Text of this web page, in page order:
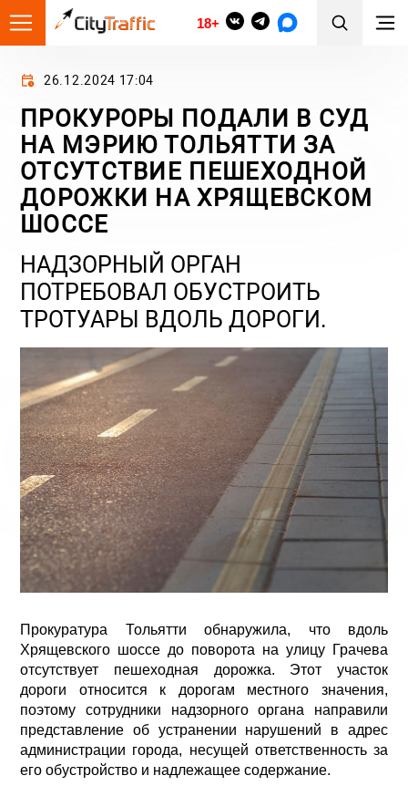
18+
26.12.2024 17:04
ПРОКУРОРЫ ПОДАЛИ В СУД
НА МЭРИЮ ТОЛЬЯТТИ ЗА
ОТСУТСТВИЕ ПЕШЕХОДНОЙ
ДОРОЖКИ НА ХРЯЩЕВСКОМ
ШОССЕ
НАДЗОРНЫЙ ОРГАН
ПОТРЕБОВАЛ ОБУСТРОИТЬ
ТРОТУАРЫ ВДОЛЬ ДОРОГИ.
Прокуратура Тольятти обнаружила, что вдоль
Хрящевского шоссе до поворота на улицу Грачева
отсутствует пешеходная дорожка. Этот участок
дороги относится к дорогам местного значения,
поэтому сотрудники надзорного органа направили
представление об устранении нарушений в адрес
администрации города, несущей ответственность за
его обустройство и надлежащее содержание.